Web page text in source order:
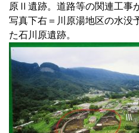
原Ⅱ遺跡。道路等の関連工事
写真下右＝川原湯地区の水没
た石川原遺跡。